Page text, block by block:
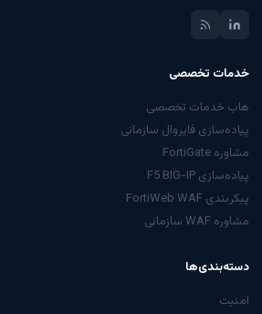
خدمات تخصصی
هاب خدمات تخصصی
پیاده‌سازی فایروال سازمانی
مشاوره FortiGate
پیاده‌سازی F5 BIG-IP
پیکربندی FortiWeb WAF
مشاوره WAF سازمانی
دسته‌بندی‌ها
امنیت